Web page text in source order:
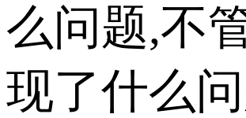
么问题,不
现了什么